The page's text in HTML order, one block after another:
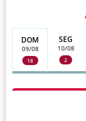
DOM
09/08
18
SEG
10/08
2